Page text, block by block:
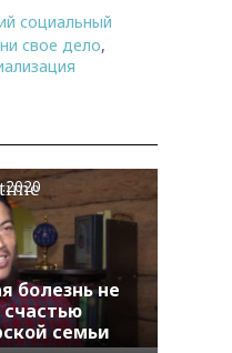
социальный
свое дело,
болезнь не
семьи